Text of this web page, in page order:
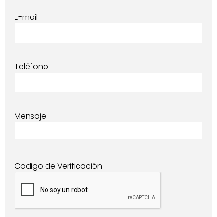
E-mail
Teléfono
Mensaje
Codigo de Verificación